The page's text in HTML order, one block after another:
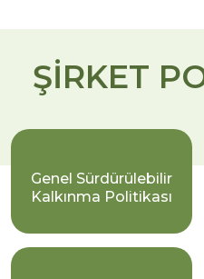
ŞİRKET
Genel Sürdürülebilir
Kalkınma Politikası